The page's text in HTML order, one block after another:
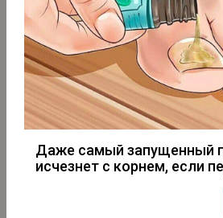
Даже самый запущенный
исчезнет с корнем, если